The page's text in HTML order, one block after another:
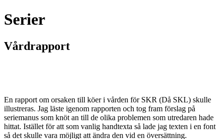
Serier
Vårdrapport
En rapport om orsaken till köer i vården för SKR (Då SKL) skulle
illustreras. Jag läste igenom rapporten och tog fram förslag på
seriemanus som knöt an till de olika problemen som utredaren hade
hittat. Istället för att som vanlig handtexta så lade jag texten i en font
så det skulle vara möjligt att ändra den vid en översättning.